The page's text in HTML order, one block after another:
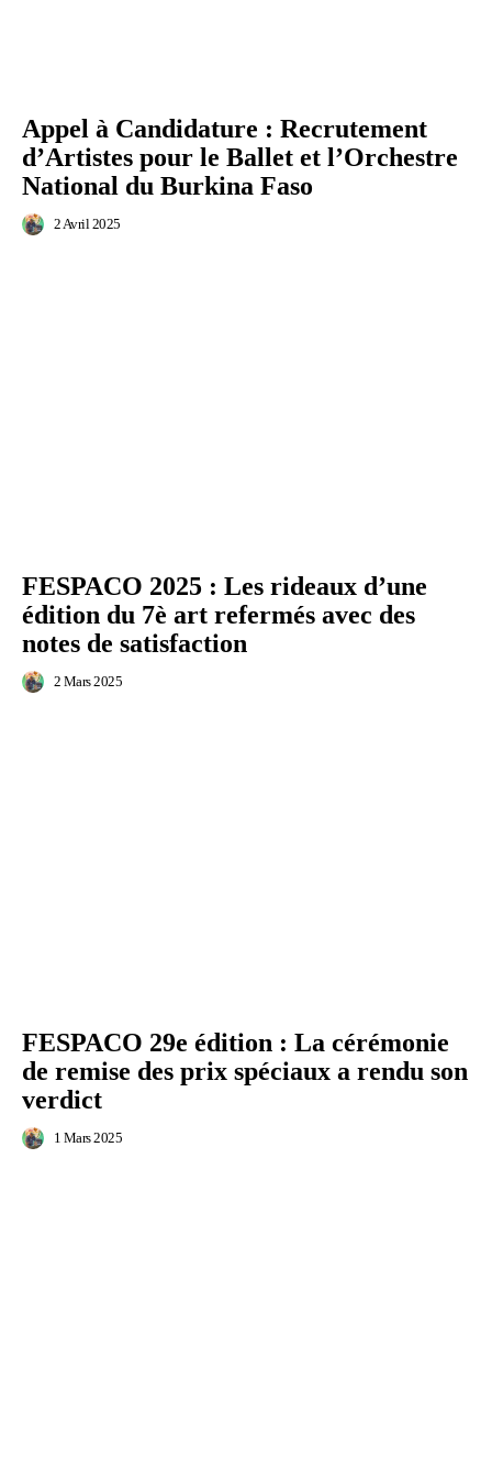
Appel à Candidature : Recrutement
d’Artistes pour le Ballet et l’Orchestre
National du Burkina Faso
2 Avril 2025
FESPACO 2025 : Les rideaux d’une
édition du 7è art refermés avec des
notes de satisfaction
2 Mars 2025
FESPACO 29e édition : La cérémonie
de remise des prix spéciaux a rendu son
verdict
1 Mars 2025